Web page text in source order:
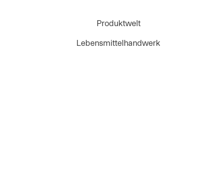
Produktwelt
Lebensmittelhandwerk